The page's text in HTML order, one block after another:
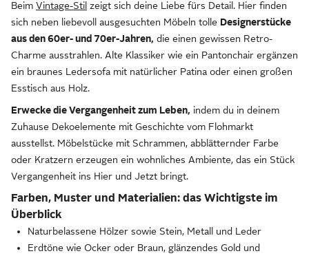
Beim Vintage-Stil zeigt sich deine Liebe fürs Detail. Hier finden
sich neben liebevoll ausgesuchten Möbeln tolle Designerstücke
aus den 60er- und 70er-Jahren, die einen gewissen Retro-
Charme ausstrahlen. Alte Klassiker wie ein Pantonchair ergänzen
ein braunes Ledersofa mit natürlicher Patina oder einen großen
Esstisch aus Holz.
Erwecke die Vergangenheit zum Leben, indem du in deinem
Zuhause Dekoelemente mit Geschichte vom Flohmarkt
ausstellst. Möbelstücke mit Schrammen, abblätternder Farbe
oder Kratzern erzeugen ein wohnliches Ambiente, das ein Stück
Vergangenheit ins Hier und Jetzt bringt.
Farben, Muster und Materialien: das Wichtigste im
Überblick
Naturbelassene Hölzer sowie Stein, Metall und Leder
Erdtöne wie Ocker oder Braun, glänzendes Gold und